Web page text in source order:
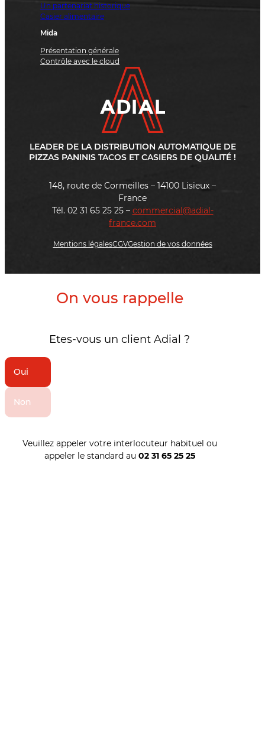
Un partenariat historique
Casier alimentaire
Mida
Présentation générale
Contrôle avec le cloud
LEADER DE LA DISTRIBUTION AUTOMATIQUE DE
PIZZAS PANINIS TACOS ET CASIERS DE QUALITÉ !
148, route de Cormeilles – 14100 Lisieux –
France
Tél. 02 31 65 25 25 – commercial@adial-
france.com
Mentions légalesCGVGestion de vos données
On vous rappelle
Etes-vous un client Adial ?
Oui
Non
Veuillez appeler votre interlocuteur habituel ou
appeler le standard au 02 31 65 25 25